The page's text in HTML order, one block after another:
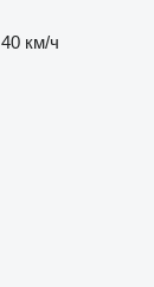
40 км/ч